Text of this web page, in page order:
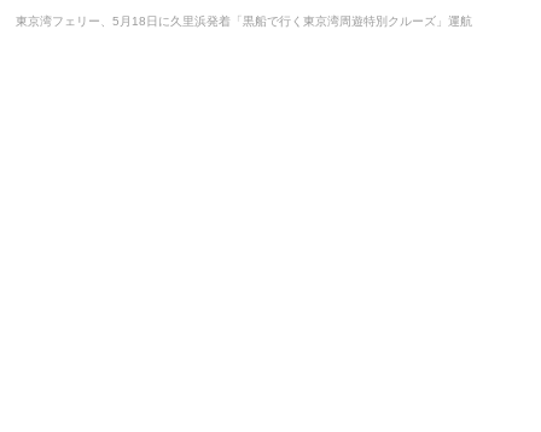
東京湾フェリー、5月18日に久里浜発着「黒船で行く東京湾周遊特別クルーズ」運航